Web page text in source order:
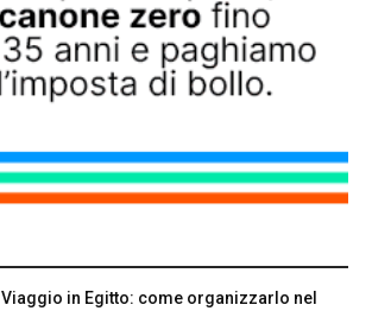
Viaggio in Egitto: come organizzarlo nel